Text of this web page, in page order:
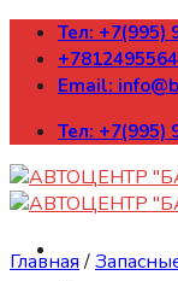
Skip
content
Тел: +7(995)
Email:
Тел: +7(995)
Главная /